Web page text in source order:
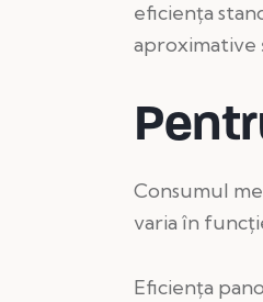
eficiența
aproximative
Consumul
varia în
Eficiența